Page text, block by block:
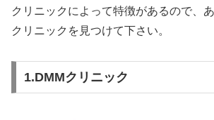
クリニックによって特徴があるので、
クリニックを見つけて下さい。
1.DMMクリニック